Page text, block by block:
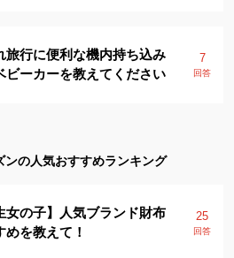
旅行に便利な機内持ち込み
ビーカーを教えてください
7
回答
ンの人気おすすめランキング
女の子】人気ブランド財布
めを教えて！
25
回答